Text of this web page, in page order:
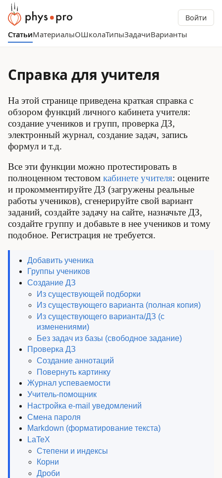
Войти
СтатьиМатериалыОШколаТипыЗадачиВарианты
Справка для учителя
На этой странице приведена краткая справка с
обзором функций личного кабинета учителя:
создание учеников и групп, проверка ДЗ,
электронный журнал, создание задач, запись
формул и т.д.
Все эти функции можно протестировать в
полноценном тестовом кабинете учителя: оцените
и прокомментируйте ДЗ (загружены реальные
работы учеников), сгенерируйте свой вариант
заданий, создайте задачу на сайте, назначьте ДЗ,
создайте группу и добавьте в нее учеников и тому
подобное. Регистрация не требуется.
Добавить ученика
Группы учеников
Создание ДЗ
Из существующей подборки
Из существующего варианта (полная копия)
Из существующего варианта/ДЗ (с
изменениями)
Без задач из базы (свободное задание)
Проверка ДЗ
Создание аннотаций
Повернуть картинку
Журнал успеваемости
Учитель-помощник
Настройка e-mail уведомлений
Смена пароля
Markdown (форматирование текста)
LaTeX
Степени и индексы
Корни
Дроби